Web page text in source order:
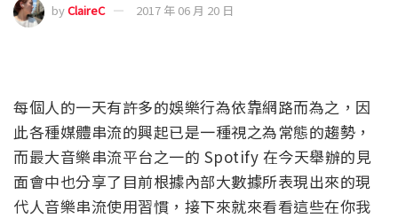
byClaireC 2017 年 06 月 20 日
每個人的一天有許多的娛樂行為依靠網路而為之，因
此各種媒體串流的興起已是一種視之為常態的趨勢，
而最大音樂串流平台之一的 Spotify 在今天舉辦的見
面會中也分享了目前根據內部大數據所表現出來的現
代人音樂串流使用習慣，接下來就來看看這些在你我